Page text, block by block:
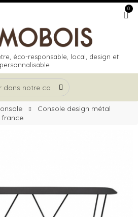
0
éco-responsable, local, design et
personnalisable
Console design métal
france